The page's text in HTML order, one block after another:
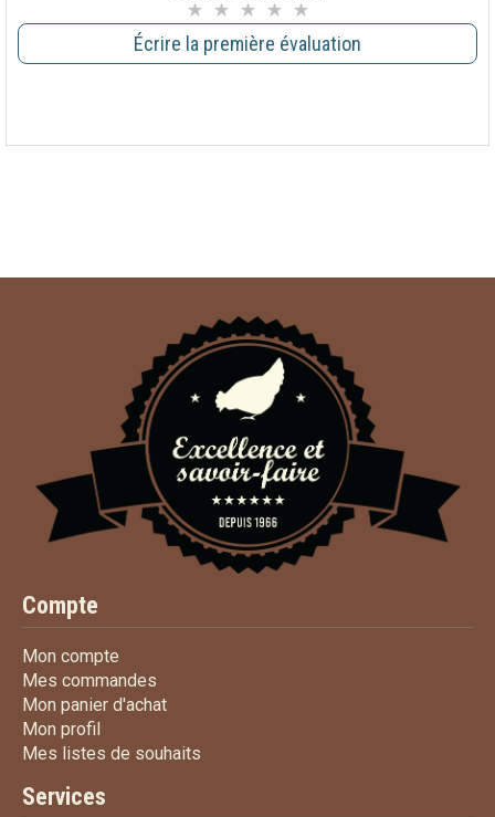
Écrire la première évaluation
Compte
Mon compte
Mes commandes
Mon panier d'achatMon panier d'achat
Mon profil
Mes listes de souhaits
Services